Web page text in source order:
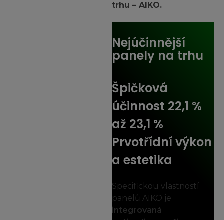
trhu – AIKO.
Nejúčinnější
panely na trhu
Špičková
účinnost 22,1 %
až 23,1 %
Prvotřídní výkon
a estetika
Specifickou vlastností
panelů AIKO je
integrovaná